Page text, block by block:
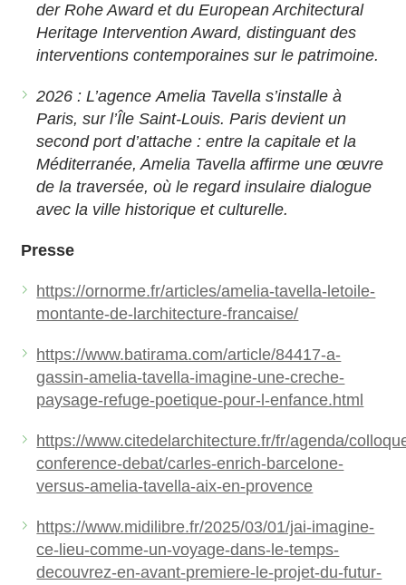
der Rohe Award et du European Architectural
Heritage Intervention Award, distinguant des
interventions contemporaines sur le patrimoine.
2026 : L’agence Amelia Tavella s’installe à
Paris, sur l’Île Saint-Louis. Paris devient un
second port d’attache : entre la capitale et la
Méditerranée, Amelia Tavella affirme une œuvre
de la traversée, où le regard insulaire dialogue
avec la ville historique et culturelle.
Presse
https://ornorme.fr/articles/amelia-tavella-letoile-
montante-de-larchitecture-francaise/
https://www.batirama.com/article/84417-a-
gassin-amelia-tavella-imagine-une-creche-
paysage-refuge-poetique-pour-l-enfance.html
https://www.citedelarchitecture.fr/fr/agenda/
conference-debat/carles-enrich-barcelone-
versus-amelia-tavella-aix-en-provence
https://www.midilibre.fr/2025/03/01/jai-imagine-
ce-lieu-comme-un-voyage-dans-le-temps-
decouvrez-en-avant-premiere-le-projet-du-futur-